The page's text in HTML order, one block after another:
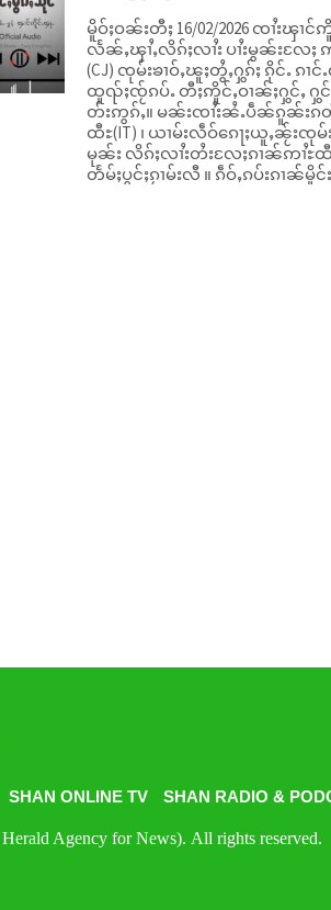
မိူဝ်ႈဝၼ်းတီႈ 16/02/2026 ၸၢႆးၾ
လႅၼ်ႇၾၢႆႇလိၵ်ႈလၢႆး ပၢႆးမွၼ်းလႄႈ
(CJ) ၸုမ်းၶၢဝ်ႇၽူႈတွႆႇႁွၵ်ႈ ၵိုင်ႉ ၵ
ထူၺ်ႈၸႂ်ၵပ်ႉ တီႈဢိူင်ႇဝၢၼ်ႈႁွင်ႇ ႁွင်
တ်းဢွၵ်ႇ။ မၼ်းၸၢႆးၼႆႉပဵၼ်ၵူၼ်းၵတ်ႉၶႅၼ်ႇလူင်ႉလႅၼ်ႇ လွင်ႈဢၢႆႊ
ထီႊ(IT) ၊ ယၢမ်းလဵဝ်ၵေႃႈယူႇၼႂ်းၸု
မုၼ်း လိၵ်ႈလၢႆးတႆးလႄႈၵၢၼ်ဢၢႆႊထီႊ။ မၼ်းၸၢႆးပဵၼ်ပႃးၽူႈတႅမ်
တႅမ်ႈပွင်ႈၵႂၢမ်းလီ ။ ၵဵဝ်ႇၵပ်းၵၢၼ်မိူင်း
SHAN ONLINE TV SHAN RADIO &
Agency for News). All rights reserved.